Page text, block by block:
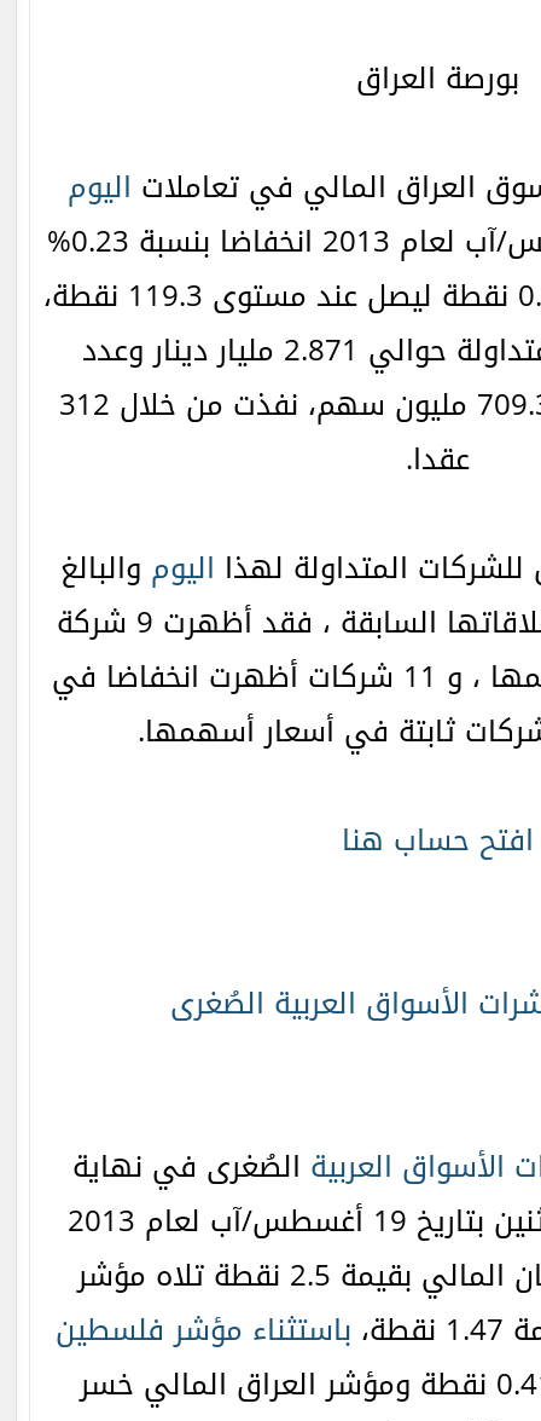
بورصة العراق
العراق المالي في تعاملات اليوم
الاثنين بتاريخ 19 أغسطس/آب لعام 2013 انخفاضا بنسبة 0.23%
مسجلا خسائر بقيمة 0.28 نقطة ليصل عند مستوى 119.3 نقطة،
حيث بلغت القيمة المتداولة حوالي 2.871 مليار دينار وعدد
الأسهم المتداولة 709.399 مليون سهم، نفذت من خلال 312
عقدا.
للشركات المتداولة لهذا اليوم والبالغ
عددها 30 شركة مع إغلاقاتها السابقة ، فقد أظهرت 9 شركة
ارتفاعا في أسعار أسهمها ، و 11 شركات أظهرت انخفاضا في
افتح حساب هنا
الأسواق العربية الصُغرى
الأسواق العربية الصُغرى في نهاية
الاثنين بتاريخ 19 أغسطس/آب لعام 2013
،حيث ارتفع مؤشر عمّان المالي بقيمة 2.5 نقطة تلاه مؤشر
باستثناء مؤشر فلسطين
هبط بقيمة 0.41 نقطة ومؤشر العراق المالي خسر